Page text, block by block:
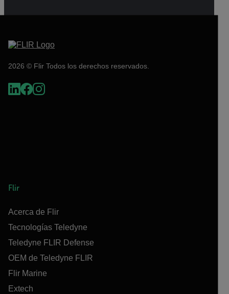
2026 © Flir Todos los derechos reservados.
Flir
Acerca de Flir
Tecnologías Teledyne
Teledyne FLIR Defense
OEM de Teledyne FLIR
Flir Marine
Extech